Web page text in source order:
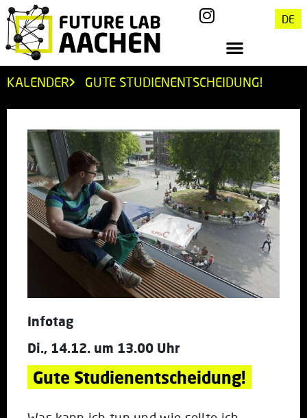
DE
KALENDER GUTE STUDIENENTSCHEIDUNG!
Infotag
Di., 14.12. um 13.00 Uhr
Gute Studienentscheidung!